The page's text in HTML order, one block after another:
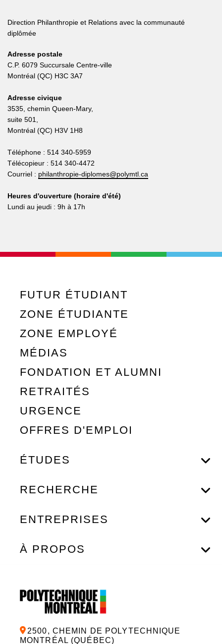
Direction Philanthropie et Relations avec la communauté
diplômée
Adresse postale
C.P. 6079 Succursale Centre-ville
Montréal (QC) H3C 3A7
Adresse civique
3535, chemin Queen-Mary,
suite 501,
Montréal (QC) H3V 1H8
Téléphone : 514 340-5959
Télécopieur : 514 340-4472
Courriel : philanthropie-diplomes@polymtl.ca
Heures d'ouverture (horaire d'été)
Lundi au jeudi : 9h à 17h
FUTUR ÉTUDIANT
ZONE ÉTUDIANTE
ZONE EMPLOYÉ
MÉDIAS
FONDATION ET ALUMNI
RETRAITÉS
URGENCE
OFFRES D'EMPLOI
ÉTUDES
RECHERCHE
ENTREPRISES
À PROPOS
2500, CHEMIN DE POLYTECHNIQUE
MONTRÉAL (QUÉBEC)